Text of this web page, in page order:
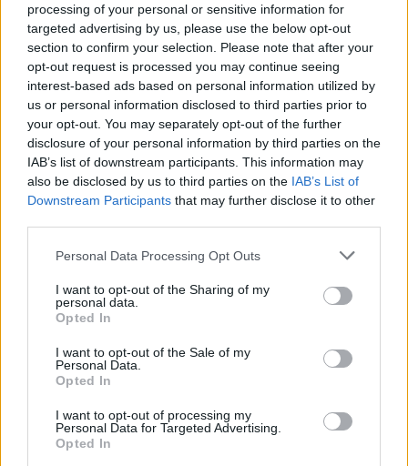
processing of your personal or sensitive information for
targeted advertising by us, please use the below opt-out
section to confirm your selection. Please note that after your
opt-out request is processed you may continue seeing
interest-based ads based on personal information utilized by
us or personal information disclosed to third parties prior to
your opt-out. You may separately opt-out of the further
disclosure of your personal information by third parties on the
IAB’s list of downstream participants. This information may
also be disclosed by us to third parties on the IAB’s List of
Downstream Participants that may further disclose it to other
Personal Data Processing Opt Outs
I want to opt-out of the Sharing of my
personal data.
Opted In
I want to opt-out of the Sale of my
Personal Data.
Opted In
I want to opt-out of processing my
Personal Data for Targeted Advertising.
Opted In
υποδομών και η δυνατότητα παροχής υπηρεσιών
προς όλους.
Σας ενημερώνουμε ότι ,εφόσον δεν υπάρξει άμεση
τακτοποίηση των οφειλών , μετά την παραπάνω
προθεσμία, η Διοίκηση έχει την υποχρέωση ,βάσει
νόμου, του Καταστατικού του Οργανισμού και των
υποδείξεων του ορκωτού λογιστή που διενήργησε
αρμόδια Δ.Ο.Υ προς είσπραξη.
Επίσης να σημειωθεί ότι η μέχρι σήμερα μη αποστολή των
αμέλεια του Οργανισμού .
έντυπη κατάθεση φακέλων όπως ίσχυε τα προηγούμενα
χρόνια αλλά αποκλειστικά μέσω ηλεκτρονικής διαβίβασης